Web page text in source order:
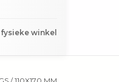
winkel